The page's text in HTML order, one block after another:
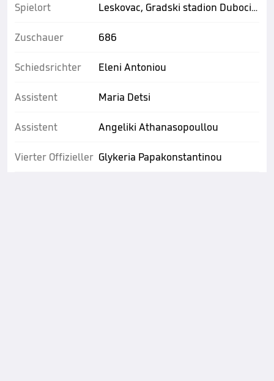
Spielort
Zuschauer
Schiedsrichter
Assistent
Assistent
Vierter Offizieller
Leskovac, Gradski stadion Dubocica
686
Eleni Antoniou
Maria Detsi
Angeliki Athanasopoullou
Glykeria Papakonstantinou